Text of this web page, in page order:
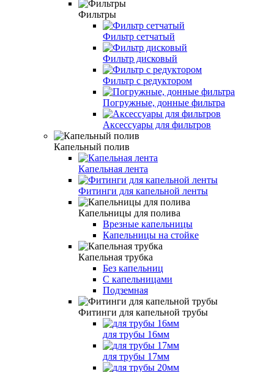
Фильтры
Фильтр сетчатый
Фильтр дисковый
Фильтр с редуктором
Погружные, донные фильтра
Аксессуары для фильтров
Капельный полив
Капельная лента
Фитинги для капельной ленты
Капельницы для полива
Врезные капельницы
Капельницы на стойке
Капельная трубка
Без капельниц
С капельницами
Подземная
Фитинги для капельной трубы
для трубы 16мм
для трубы 17мм